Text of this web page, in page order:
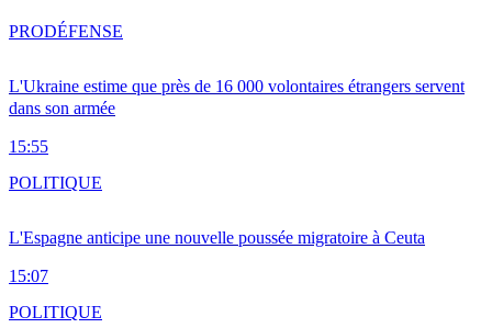
L'Ukraine estime que près de 16 000 volontaires étrangers servent
dans son armée
15:55
PRODÉFENSE
L'Espagne anticipe une nouvelle poussée migratoire à Ceuta
15:07
POLITIQUE
POLITIQUE